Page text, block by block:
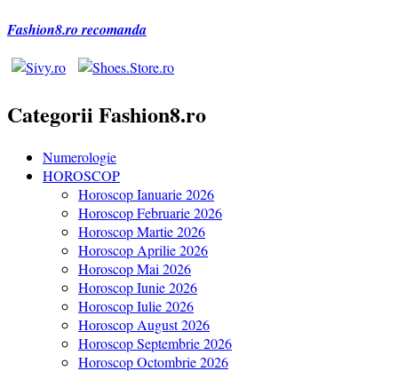
Fashion8.ro recomanda
Categorii Fashion8.ro
Numerologie
HOROSCOP
Horoscop Ianuarie 2026
Horoscop Februarie 2026
Horoscop Martie 2026
Horoscop Aprilie 2026
Horoscop Mai 2026
Horoscop Iunie 2026
Horoscop Iulie 2026
Horoscop August 2026
Horoscop Septembrie 2026
Horoscop Octombrie 2026